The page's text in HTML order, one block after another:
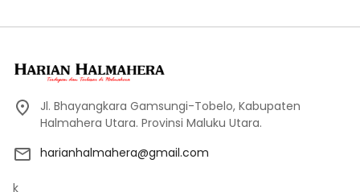
Jl. Bhayangkara Gamsungi-Tobelo, Kabupaten
Halmahera Utara. Provinsi Maluku Utara.
harianhalmahera@gmail.com
k